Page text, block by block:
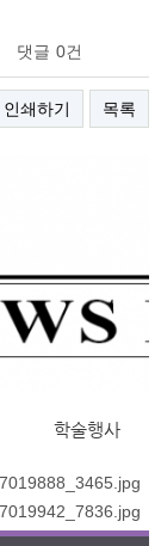
댓글 0건
인쇄하기 목록
학술행사